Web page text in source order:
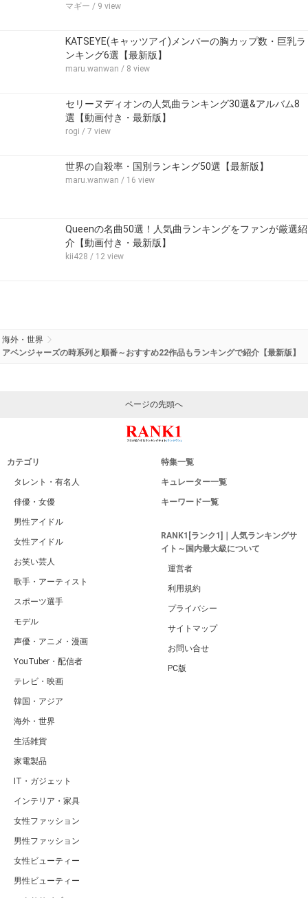
マギー / 9 view
KATSEYE(キャッツアイ)メンバーの胸カップ数・巨乳ラ
ンキング6選【最新版】
maru.wanwan / 8 view
セリーヌディオンの人気曲ランキング30選&アルバム8
選【動画付き・最新版】
rogi / 7 view
世界の自殺率・国別ランキング50選【最新版】
maru.wanwan / 16 view
Queenの名曲50選！人気曲ランキングをファンが厳選紹
介【動画付き・最新版】
kii428 / 12 view
海外・世界
アベンジャーズの時系列と順番～おすすめ22作品もランキングで紹介【最新版】
ページの先頭へ
カテゴリ
タレント・有名人
俳優・女優
男性アイドル
女性アイドル
お笑い芸人
歌手・アーティスト
スポーツ選手
モデル
声優・アニメ・漫画
YouTuber・配信者
テレビ・映画
韓国・アジア
海外・世界
生活雑貨
家電製品
IT・ガジェット
インテリア・家具
女性ファッション
男性ファッション
女性ビューティー
男性ビューティー
特集一覧
キュレーター一覧
キーワード一覧
RANK1[ランク1]｜人気ランキングサ
イト～国内最大級について
運営者
利用規約
プライバシー
サイトマップ
お問い合せ
PC版